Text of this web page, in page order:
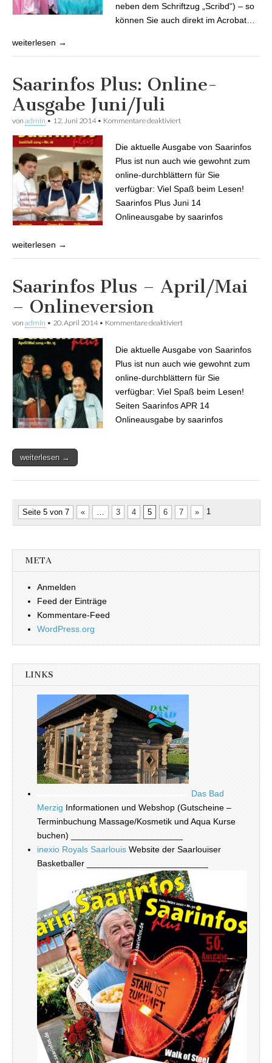
neben dem Schriftzug „Scribd“) – so
können Sie auch direkt im Acrobat…
weiterlesen →
Saarinfos Plus: Online-
Ausgabe Juni/Juli
von admin • 12. Juni 2014• Kommentare deaktiviert
Die aktuelle Ausgabe von Saarinfos
Plus ist nun auch wie gewohnt zum
online-durchblättern für Sie
verfügbar: Viel Spaß beim Lesen!
Saarinfos Plus Juni 14
Onlineausgabe by saarinfos
weiterlesen →
Saarinfos Plus – April/Mai
– Onlineversion
von admin • 20. April 2014• Kommentare deaktiviert
Die aktuelle Ausgabe von Saarinfos
Plus ist nun auch wie gewohnt zum
online-durchblättern für Sie
verfügbar: Viel Spaß beim Lesen!
Seiten Saarinfos APR 14
Onlineausgabe by saarinfos
weiterlesen →
Seite 5 von 7 « 1
3 4 5 6 7 »
META
Anmelden
Feed der Einträge
Kommentare-Feed
WordPress.org
LINKS
Das Bad
Merzig Informationen und Webshop (Gutscheine –
Terminbuchung Massage/Kosmetik und Aqua Kurse
buchen) _______________________
inexio Royals Saarlouis Website der Saarlouiser
Basketballer _________________________